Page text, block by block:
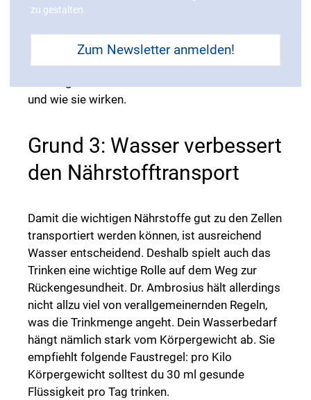
spielen. Bestimmte Nährstoffe, zum Beispiel
helfen, die Entzündungen zu bekämpfen. Im
Podcast erklärt Dr. Ambrosius genau, welche
und wie sie wirken.
Grund 3: Wasser verbessert
den Nährstofftransport
Damit die wichtigen Nährstoffe gut zu den Zellen
transportiert werden können, ist ausreichend
Wasser entscheidend. Deshalb spielt auch das
Trinken eine wichtige Rolle auf dem Weg zur
Rückengesundheit. Dr. Ambrosius hält allerdings
nicht allzu viel von verallgemeinernden Regeln,
was die Trinkmenge angeht. Dein Wasserbedarf
hängt nämlich stark vom Körpergewicht ab. Sie
empfiehlt folgende Faustregel: pro Kilo
Körpergewicht solltest du 30 ml gesunde
Flüssigkeit pro Tag trinken.
zu gestalten.
Zum Newsletter anmelden!